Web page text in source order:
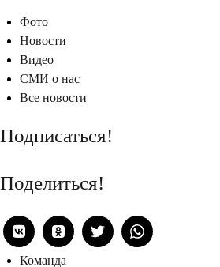
Фото
Новости
Видео
СМИ о нас
Все новости
Подписаться!
Поделиться!
Команда